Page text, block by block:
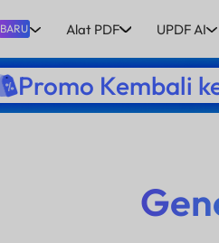
BARU Alat PDF UPDF AI
Promo Kembali